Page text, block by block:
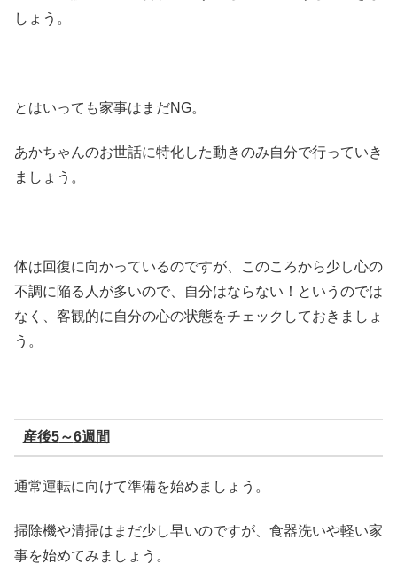
しょう。
とはいっても家事はまだNG。
あかちゃんのお世話に特化した動きのみ自分で行っていき
ましょう。
体は回復に向かっているのですが、このころから少し心の
不調に陥る人が多いので、自分はならない！というのでは
なく、客観的に自分の心の状態をチェックしておきましょ
う。
産後5～6週間
通常運転に向けて準備を始めましょう。
掃除機や清掃はまだ少し早いのですが、食器洗いや軽い家
事を始めてみましょう。